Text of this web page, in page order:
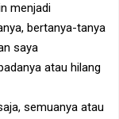
menjadi
bertanya-tanya
saya
atau hilang
semuanya atau